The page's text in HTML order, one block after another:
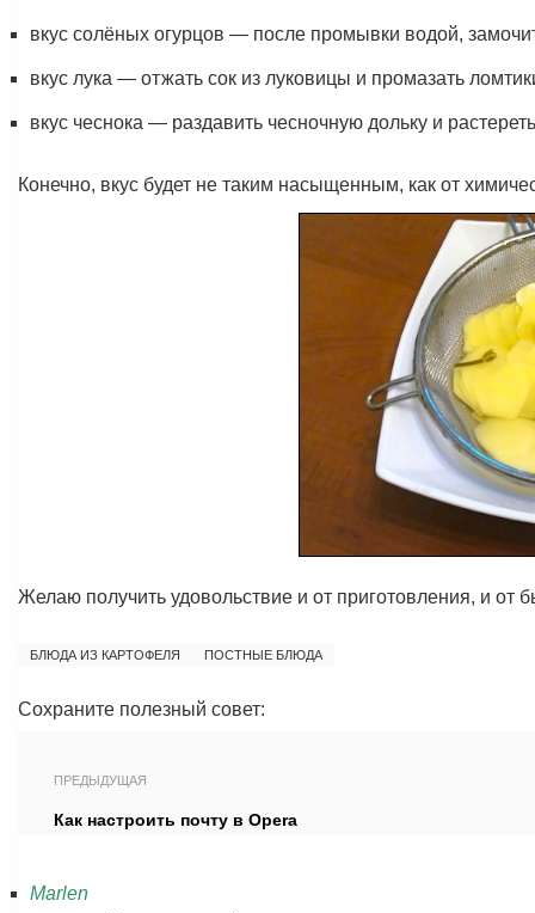
вкус солёных огурцов — после промывки водой,
вкус лука — отжать сок из луковицы и промазать
вкус чеснока — раздавить чесночную дольку и
Конечно, вкус будет не таким насыщенным, как от
Желаю получить удовольствие и от приготовления, и
БЛЮДА ИЗ КАРТОФЕЛЯ ПОСТНЫЕ БЛЮДА
Сохраните полезный совет:
ПРЕДЫДУЩАЯ
Как настроить почту в Opera
Marlen